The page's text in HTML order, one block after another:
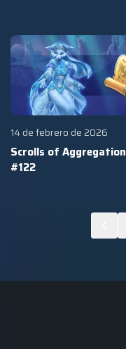
14 de febrero de 2026
Scrolls of Aggregation
#122